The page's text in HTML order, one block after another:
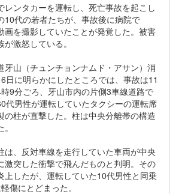
レンタカーを運転し、死亡事故を起こし
10代の若者たちが、事故後に病院で
画を撮影していたことが発覚した。被害
が激怒している。
牙山（チュンチョンナムド・アサン）消
日に明らかにしたところでは、事故は11
9分ごろ、牙山市内の片側3車線道路で
代男性が運転していたタクシーの運転席
の柱が直撃した。柱は中央分離帯の構造
は、反対車線を走行していた車両が中央
激突した衝撃で飛んだものと判明。その
上したが、運転していた10代男性と同乗
傷にとどまった。